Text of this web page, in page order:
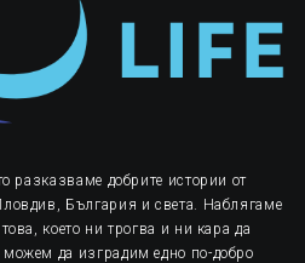
разказваме добрите истории от
България и света. Наблягаме
което ни трогва и ни кара да
да изградим едно по-добро